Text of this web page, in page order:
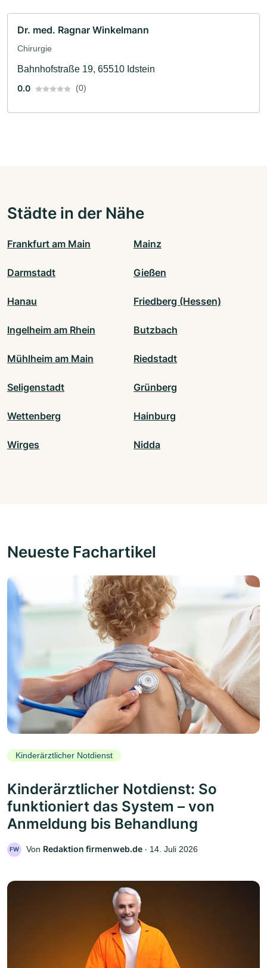
Dr. med. Ragnar Winkelmann
Chirurgie
Bahnhofstraße 19, 65510 Idstein
0.0
(0)
Städte in der Nähe
Frankfurt am Main Mainz
Darmstadt Gießen
Hanau Friedberg (Hessen)
Ingelheim am Rhein Butzbach
Mühlheim am Main Riedstadt
Seligenstadt Grünberg
Wettenberg Hainburg
Wirges Nidda
Neueste Fachartikel
Kinderärztlicher Notdienst
Kinderärztlicher Notdienst: So
funktioniert das System – von
Anmeldung bis Behandlung
FW Von Redaktion firmenweb.de ‧ 14. Juli 2026